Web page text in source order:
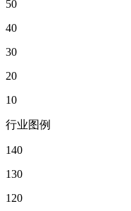
50
40
30
20
10
行业图例
140
130
120